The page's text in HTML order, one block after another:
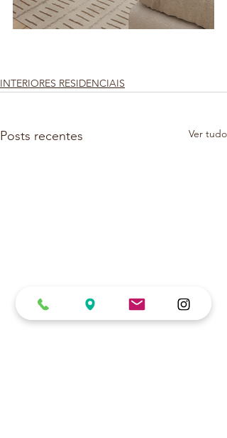
INTERIORES RESIDENCIAIS
Posts recentes Ver tudo